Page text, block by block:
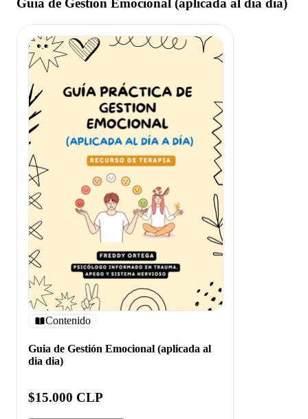
Guia de Gestión Emocional (aplicada al dia dia)
Contenido
Guia de Gestión Emocional (aplicada al
dia dia)
$15.000 CLP